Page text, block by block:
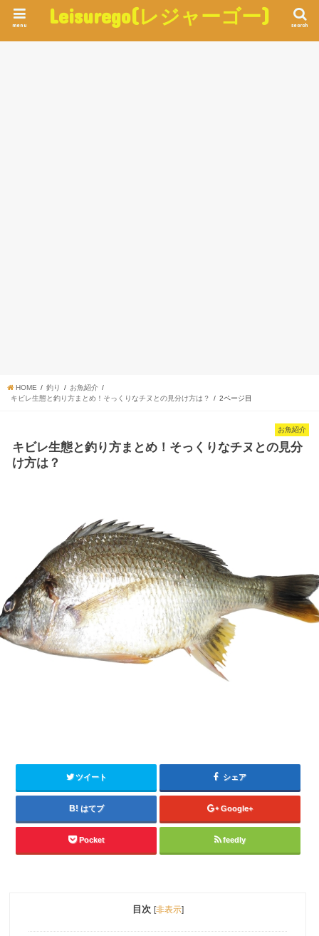
Leisurego(レジャーゴー) search
menu
HOME 釣り
お魚紹介
キビレ生態と釣り方まとめ！そっくりなチヌとの見分け方は？
2ページ目
お魚紹介
キビレ生態と釣り方まとめ！そっくりなチヌとの見分
け方は？
ツイート シェア
はてブ Google+
Pocket feedly
目次 [非表示]